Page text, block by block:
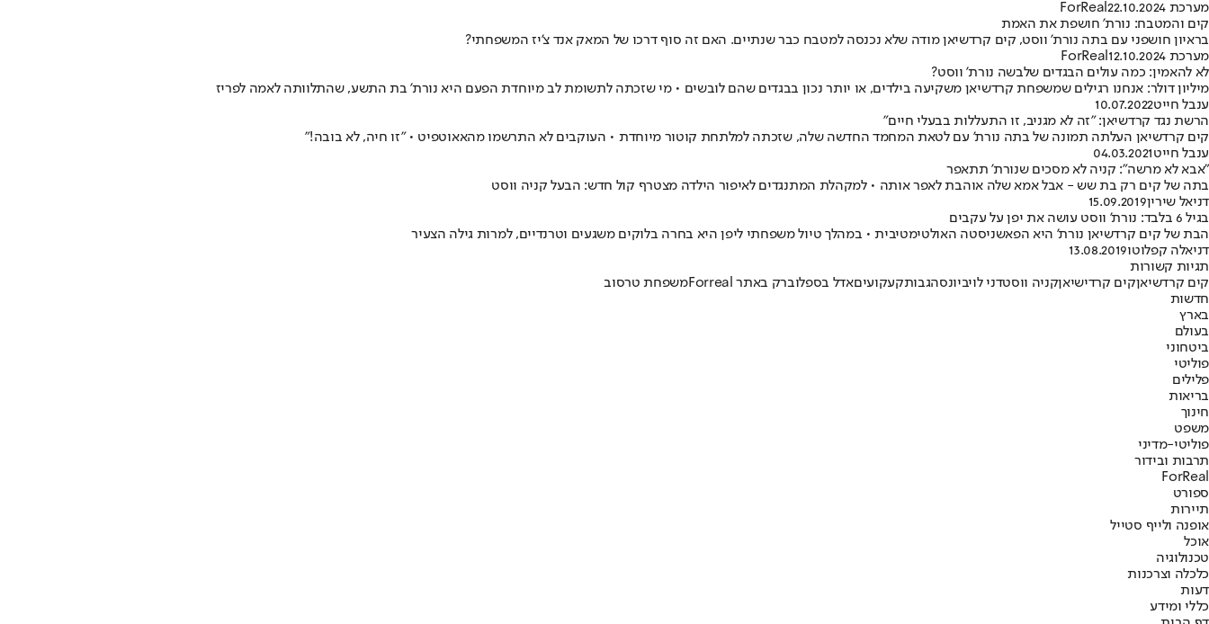
מערכת ForReal22.10.2024
קים והמטבח: נורת' חושפת את האמת
בראיון חושפני עם בתה נורת' ווסט, קים קרדשיאן מודה שלא נכנסה למטבח כבר שנתיים. האם זה סוף דרכו של המאק אנד צ'יז המשפחתי?
מערכת ForReal12.10.2024
לא להאמין: כמה עולים הבגדים שלבשה נורת' ווסט?
מיליון דולר: אנחנו רגילים שמשפחת קרדשיאן משקיעה בילדים, או יותר נכון בבגדים שהם לובשים • מי שזכתה לתשומת לב מיוחדת הפעם היא נורת' בת התשע, שהתלוותה לאמה לפריז
ענבל חייט10.07.2022
הרשת נגד קרדשיאן: "זה לא מגניב, זו התעללות בבעלי חיים"
קים קרדשיאן העלתה תמונה של בתה נורת' עם לטאת המחמד החדשה שלה, שזכתה למלתחת קוטור מיוחדת • העוקבים לא התרשמו מהאאוטפיט • "זו חיה, לא בובה!"
ענבל חייט04.03.2021
"אבא לא מרשה": קניה לא מסכים שנורת' תתאפר
בתה של קים רק בת שש - אבל אמא שלה אוהבת לאפר אותה • למקהלת המתנגדים לאיפור הילדה מצטרף קול חדש: הבעל קניה ווסט
דניאל שירין15.09.2019
בגיל 6 בלבד: נורת' ווסט עושה את יפן על עקבים
הבת של קים קרדשיאן נורת' היא הפאשניסטה האולטימטיבית • במהלך טיול משפחתי ליפן היא בחרה בלוקים משגעים וטרנדיים, למרות גילה הצעיר
דניאלה קפלוטו13.08.2019
תגיות קשורות
קים קרדשיאןקים קרדישיאןקניה ווסטדני לויביונסהגבותקעקועיםאדל בספלוברק באתר Forreal
משפחת טרסוב
חדשות
בארץ
בעולם
ביטחוני
פוליטי
פלילים
בריאות
חינוך
משפט
פוליטי-מדיני
תרבות ובידור
ForReal
ספורט
תיירות
אופנה ולייף סטייל
אוכל
טכנולוגיה
כלכלה וצרכנות
דעות
כללי ומידע